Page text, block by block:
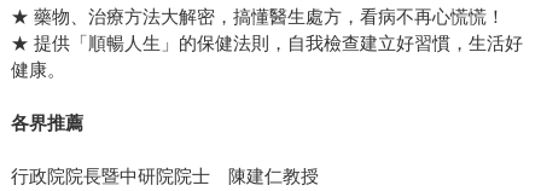
★ 藥物、治療方法大解密，搞懂醫生處方，看病不再心慌慌！
★ 提供「順暢人生」的保健法則，自我檢查建立好習慣，生活好
健康。
各界推薦
行政院院長暨中研院院士 陳建仁教授